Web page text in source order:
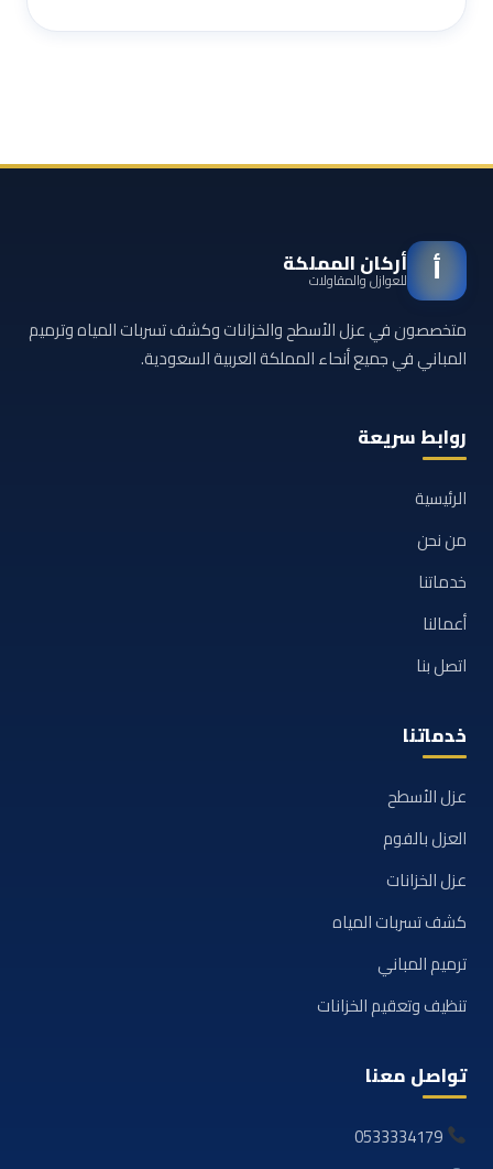
أ أركان المملكة
للعوازل والمقاولات
متخصصون في عزل الأسطح والخزانات وكشف تسربات المياه وترميم
المباني في جميع أنحاء المملكة العربية السعودية.
روابط سريعة
الرئيسية
من نحن
خدماتنا
أعمالنا
اتصل بنا
خدماتنا
عزل الأسطح
العزل بالفوم
عزل الخزانات
كشف تسربات المياه
ترميم المباني
تنظيف وتعقيم الخزانات
تواصل معنا
0533334179